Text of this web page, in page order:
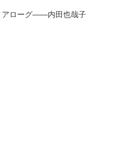
アローグ――内田也哉子